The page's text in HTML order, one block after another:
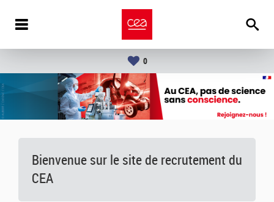
0
Bienvenue sur le site de recrutement du
CEA